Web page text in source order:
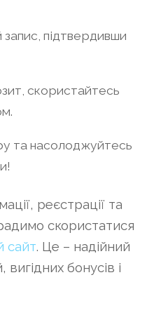
підтвердивши
скористайтесь
та насолоджуйтесь
реєстрації та
скористатися
сайт. Це – надійний
бонусів і